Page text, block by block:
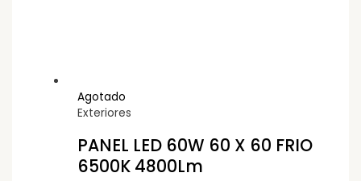
Agotado
Exteriores
PANEL LED 60W 60 X 60 FRIO
6500K 4800Lm